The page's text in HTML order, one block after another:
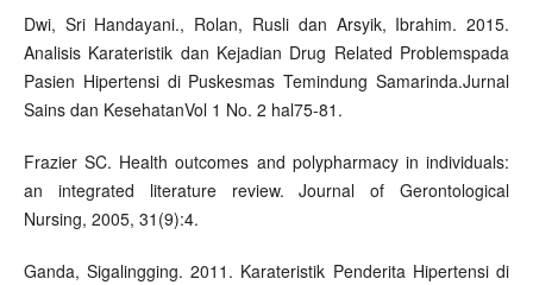
Dwi, Sri Handayani., Rolan, Rusli dan Arsyik, Ibrahim. 2015.
Analisis Karateristik dan Kejadian Drug Related Problemspada
Pasien Hipertensi di Puskesmas Temindung Samarinda.Jurnal
Sains dan KesehatanVol 1 No. 2 hal75-81.
Frazier SC. Health outcomes and polypharmacy in individuals:
an integrated literature review. Journal of Gerontological
Nursing, 2005, 31(9):4.
Ganda, Sigalingging. 2011. Karateristik Penderita Hipertensi di